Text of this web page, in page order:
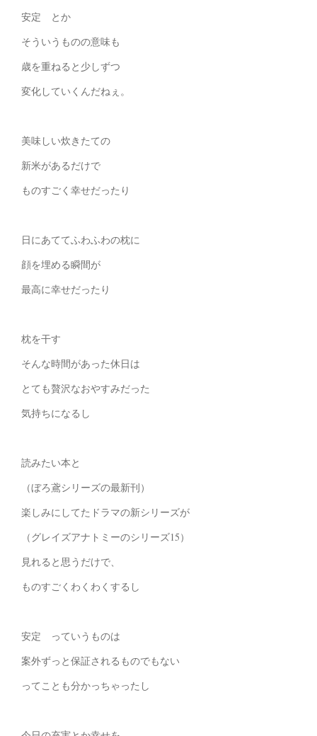
安定 とか
そういうものの意味も
歳を重ねると少しずつ
変化していくんだねぇ。
美味しい炊きたての
新米があるだけで
ものすごく幸せだったり
日にあててふわふわの枕に
顔を埋める瞬間が
最高に幸せだったり
枕を干す
そんな時間があった休日は
とても贅沢なおやすみだった
気持ちになるし
読みたい本と
（ぼろ鳶シリーズの最新刊）
楽しみにしてたドラマの新シリーズが
（グレイズアナトミーのシリーズ15）
見れると思うだけで、
ものすごくわくわくするし
安定 っていうものは
案外ずっと保証されるものでもない
ってことも分かっちゃったし